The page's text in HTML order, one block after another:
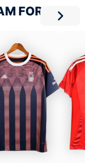
FOREST